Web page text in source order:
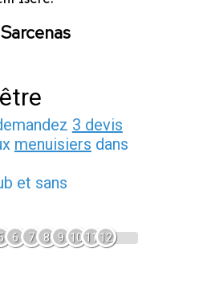
3 devis
menuisiers dans
et sans
6 7 8 9 1011 12